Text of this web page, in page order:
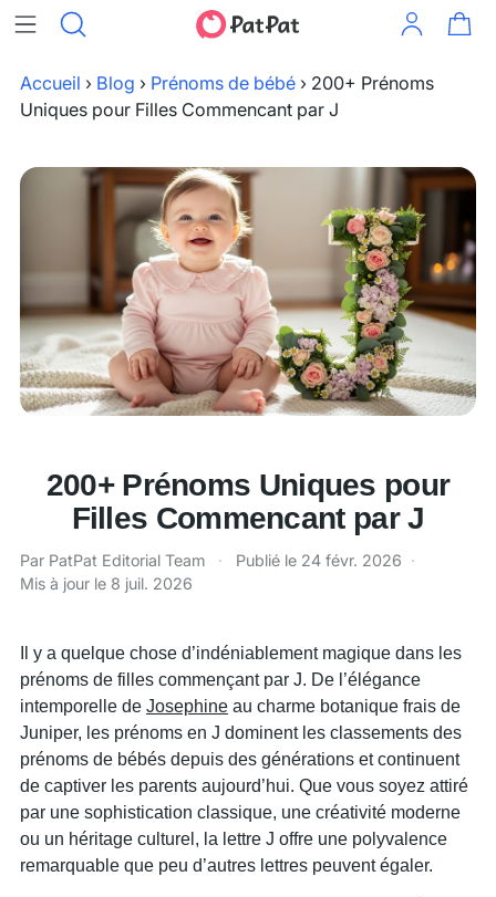
Accueil › Blog › Prénoms de bébé › 200+ Prénoms
Uniques pour Filles Commencant par J
200+ Prénoms Uniques pour
Filles Commencant par J
Par PatPat Editorial Team · Publié le 24 févr. 2026 ·
Mis à jour le 8 juil. 2026
Il y a quelque chose d’indéniablement magique dans les
prénoms de filles commençant par J. De l’élégance
intemporelle de Josephine au charme botanique frais de
Juniper, les prénoms en J dominent les classements des
prénoms de bébés depuis des générations et continuent
de captiver les parents aujourd’hui. Que vous soyez attiré
par une sophistication classique, une créativité moderne
ou un héritage culturel, la lettre J offre une polyvalence
remarquable que peu d’autres lettres peuvent égaler.